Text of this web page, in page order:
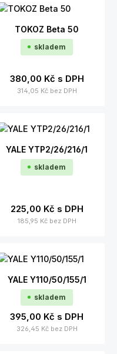
TOKOZ Beta 50
skladem
380,00 Kč s DPH
314,05 Kč bez DPH
YALE YTP2/26/216/1
skladem
225,00 Kč s DPH
185,95 Kč bez DPH
YALE Y110/50/155/1
skladem
395,00 Kč s DPH
326,45 Kč bez DPH